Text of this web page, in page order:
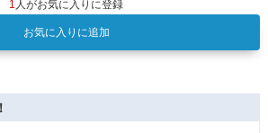
1 人がお気に入りに登録
お気に入りに追加